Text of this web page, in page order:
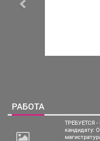
РАБОТА
ТРЕБУЕТСЯ
кандидату: